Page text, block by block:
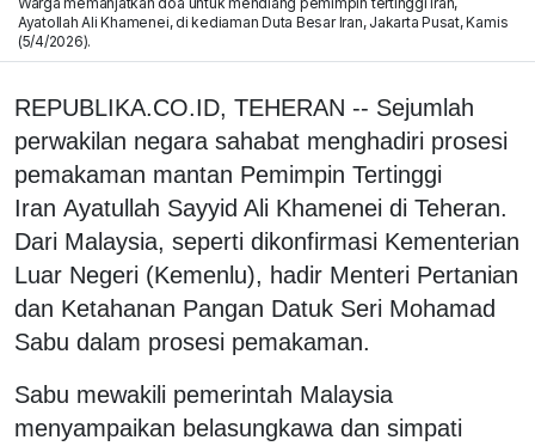
Ayatollah Ali Khamenei, di kediaman Duta Besar Iran, Jakarta Pusat, Kamis
(5/4/2026).
REPUBLIKA.CO.ID, TEHERAN -- Sejumlah
perwakilan negara sahabat menghadiri prosesi
pemakaman mantan Pemimpin Tertinggi
Iran Ayatullah Sayyid Ali Khamenei di Teheran.
Dari Malaysia, seperti dikonfirmasi Kementerian
Luar Negeri (Kemenlu), hadir Menteri Pertanian
dan Ketahanan Pangan Datuk Seri Mohamad
Sabu dalam prosesi pemakaman.
Sabu mewakili pemerintah Malaysia
menyampaikan belasungkawa dan simpati